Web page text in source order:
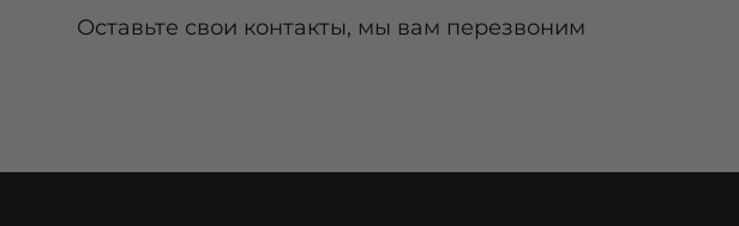
Оставьте свои контакты, мы вам перезвоним